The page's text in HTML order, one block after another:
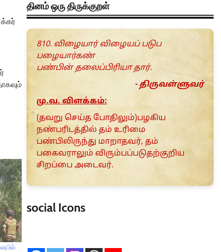
தினம் ஒரு திருக்குறள்
810. விழையார் விழையப் படுப
பழையார்கண்
பண்பின் தலைப்பிரியா தார்.
- திருவள்ளுவர்
மு.வ. விளக்கம்:
(தவறு செய்த போதிலும்)பழகிய
நண்பரிடத்தில் தம் உரிமை
பண்பிலிருந்து மாறாதவர், தம்
பகைவராலும் விரும்பப்படுதற்குறிய
சிறப்பை அடைவர்.
social Icons